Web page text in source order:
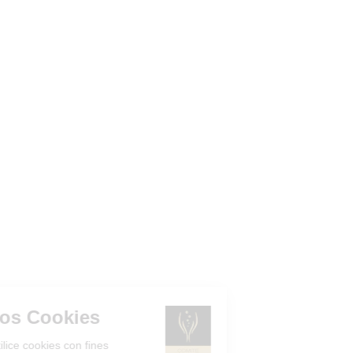
Gestión de los Cookies
¿Acepta que el sitio utilice cookies con fines